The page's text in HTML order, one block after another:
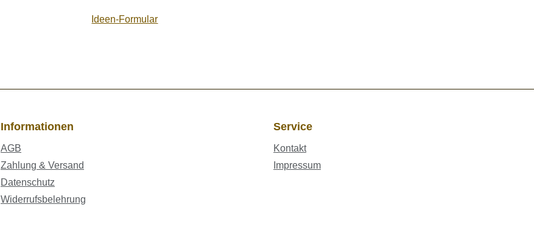
Ideen-Formular
Informationen
AGB
Zahlung & Versand
Datenschutz
Widerrufsbelehrung
Service
Kontakt
Impressum